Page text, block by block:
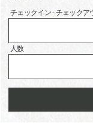
チェックイン - チェックア
人数